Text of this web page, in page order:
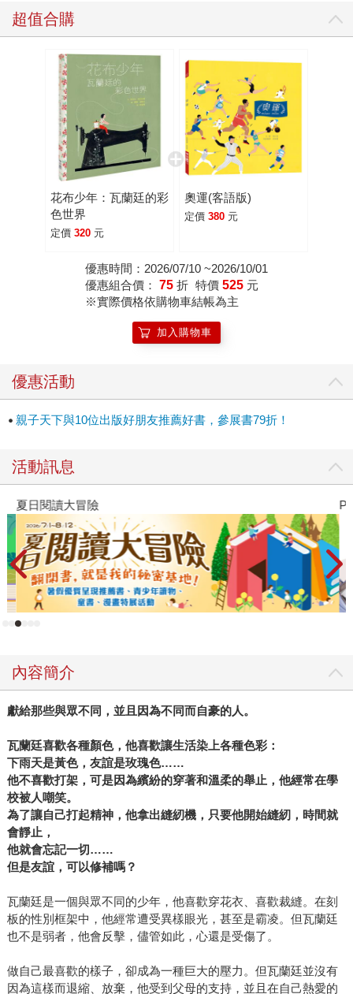
超值合購
花布少年：瓦蘭廷的彩
色世界
定價 320 元
奧運(客語版)
定價 380 元
優惠時間：2026/07/10 ~2026/10/01
優惠組合價： 75 折 特價 525 元
※實際價格依購物車結帳為主
加入購物車
優惠活動
親子天下與10位出版好朋友推薦好書，參展書79折！
活動訊息
夏日閱讀大冒險
內容簡介
獻給那些與眾不同，並且因為不同而自豪的人。
瓦蘭廷喜歡各種顏色，他喜歡讓生活染上各種色彩：
下雨天是黃色，友誼是玫瑰色……
他不喜歡打架，可是因為繽紛的穿著和溫柔的舉止，他經常在學
校被人嘲笑。
為了讓自己打起精神，他拿出縫紉機，只要他開始縫紉，時間就
會靜止，
他就會忘記一切……
但是友誼，可以修補嗎？
瓦蘭廷是一個與眾不同的少年，他喜歡穿花衣、喜歡裁縫。在刻
板的性別框架中，他經常遭受異樣眼光，甚至是霸凌。但瓦蘭廷
也不是弱者，他會反擊，儘管如此，心還是受傷了。
做自己最喜歡的樣子，卻成為一種巨大的壓力。但瓦蘭廷並沒有
因為這樣而退縮、放棄，他受到父母的支持，並且在自己熱愛的